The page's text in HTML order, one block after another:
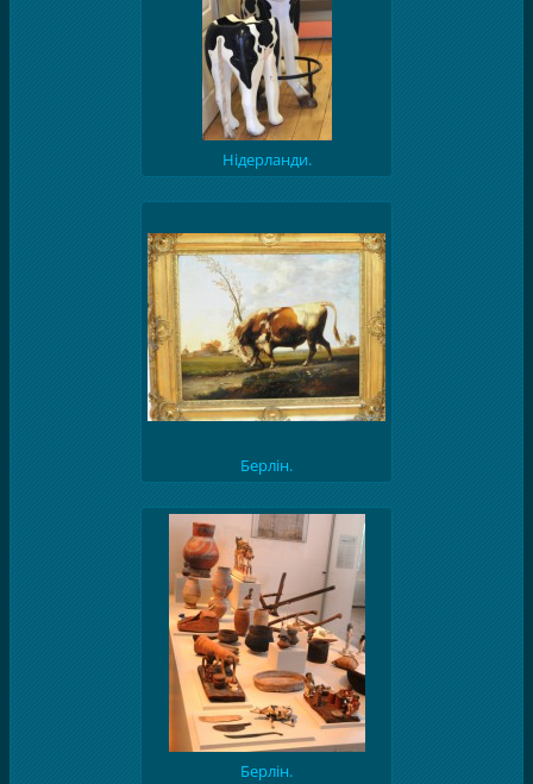
Нідерланди.
Берлін.
Берлін.